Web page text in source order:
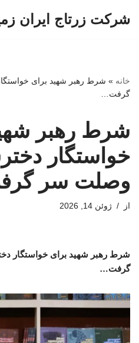
شرکت زرتاج ایران
خانه » شرط رهبر شهید برای
گرفت…
شرط رهبر
خواستگار
وصلت سر
از ژوئن 14, 2026
شرط رهبر شهید برای خواستگار
گرفت…